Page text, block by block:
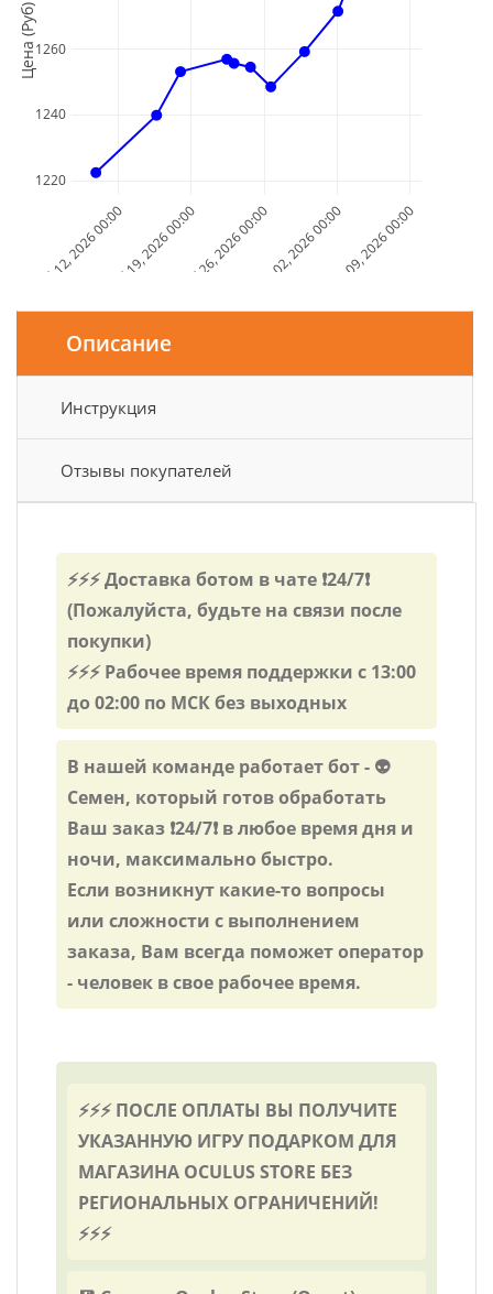
Jul 12, 2026 00:00Jul 19, 2026 00:00Jul 26, 2026 00:00Aug 02, 2026 00:00Aug 09, 2026 00:00
1220
1240
1260
Дата и Время
Цена (Руб)
Описание
Инструкция
Отзывы покупателей
⚡⚡⚡ Доставка ботом в чате ❗24/7❗
(Пожалуйста, будьте на связи после
покупки)
⚡⚡⚡ Рабочее время поддержки с 13:00
до 02:00 по МСК без выходных
В нашей команде работает бот - 👽
Семен, который готов обработать
Ваш заказ ❗24/7❗ в любое время дня и
ночи, максимально быстро.
Если возникнут какие-то вопросы
или сложности с выполнением
заказа, Вам всегда поможет оператор
- человек в свое рабочее время.
⚡⚡⚡ ПОСЛЕ ОПЛАТЫ ВЫ ПОЛУЧИТЕ
УКАЗАННУЮ ИГРУ ПОДАРКОМ ДЛЯ
МАГАЗИНА OCULUS STORE БЕЗ
РЕГИОНАЛЬНЫХ ОГРАНИЧЕНИЙ!
⚡⚡⚡